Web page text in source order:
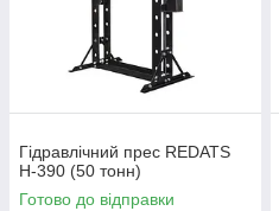
Гідравлічний прес REDATS
H-390 (50 тонн)
Готово до відправки